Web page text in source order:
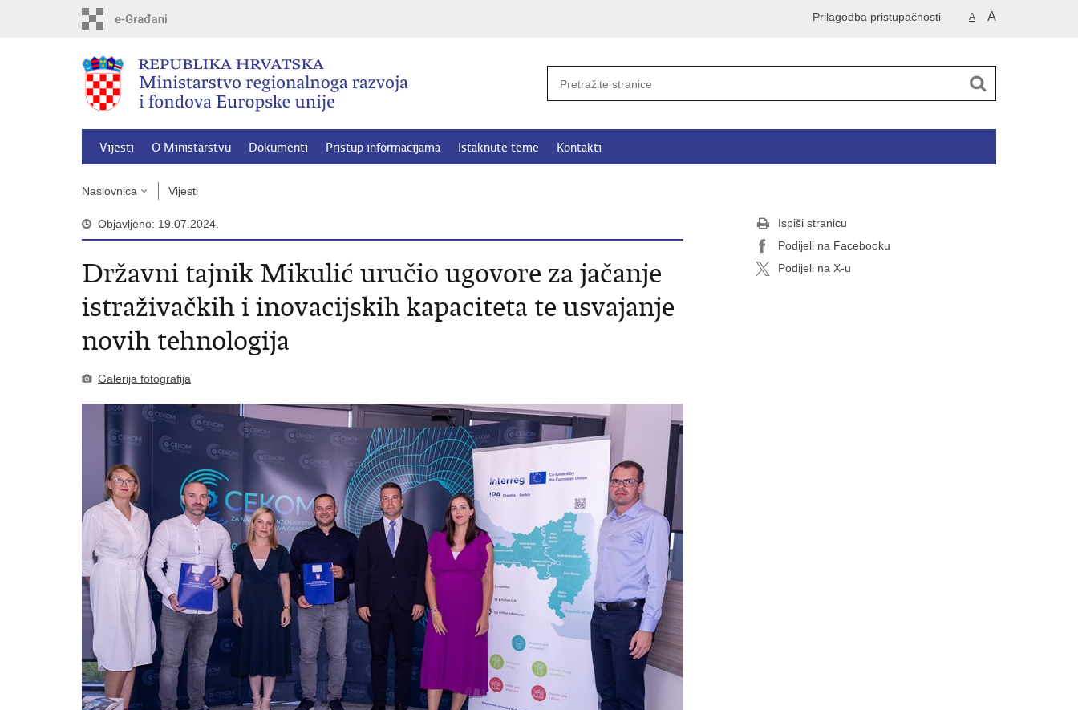
A A
Prilagodba pristupačnosti
Vijesti O Ministarstvu Dokumenti Pristup informacijama Istaknute teme Kontakti
Naslovnica Vijesti
Objavljeno: 19.07.2024.
Državni tajnik Mikulić uručio ugovore za jačanje
istraživačkih i inovacijskih kapaciteta te usvajanje
novih tehnologija
Galerija fotografija
Ispiši stranicu
Podijeli na Facebooku
Podijeli na X-u